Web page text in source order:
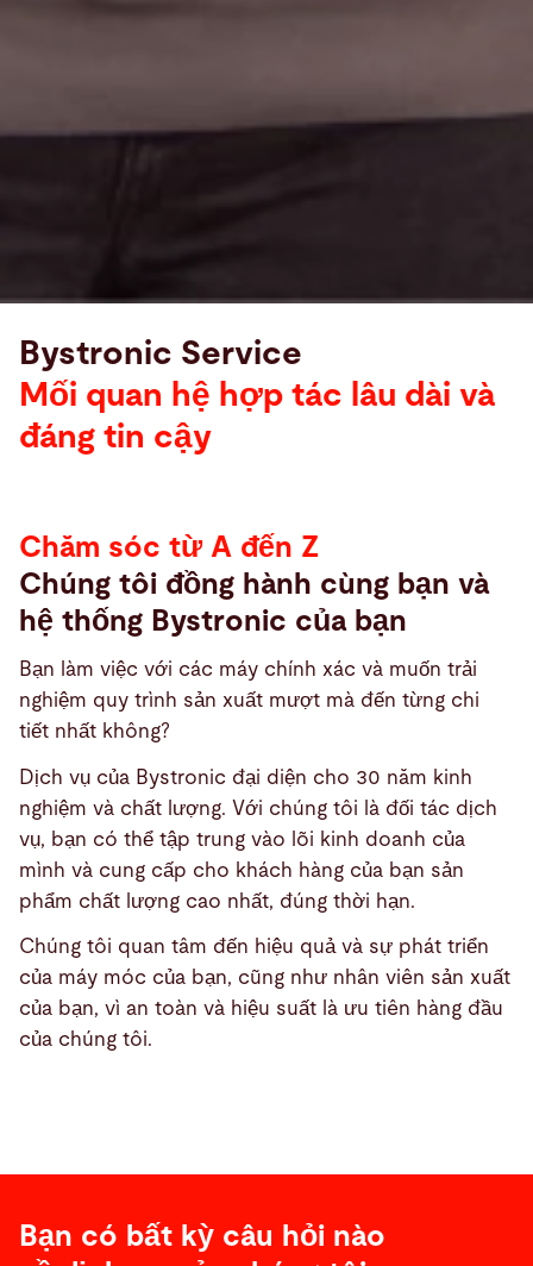
Bystronic Service
Mối quan hệ hợp tác lâu dài và
đáng tin cậy
Chăm sóc từ A đến Z
Chúng tôi đồng hành cùng bạn và
hệ thống Bystronic của bạn
Bạn làm việc với các máy chính xác và muốn trải
nghiệm quy trình sản xuất mượt mà đến từng chi
tiết nhất không?
Dịch vụ của Bystronic đại diện cho 30 năm kinh
nghiệm và chất lượng. Với chúng tôi là đối tác dịch
vụ, bạn có thể tập trung vào lõi kinh doanh của
mình và cung cấp cho khách hàng của bạn sản
phẩm chất lượng cao nhất, đúng thời hạn.
Chúng tôi quan tâm đến hiệu quả và sự phát triển
của máy móc của bạn, cũng như nhân viên sản xuất
của bạn, vì an toàn và hiệu suất là ưu tiên hàng đầu
của chúng tôi.
Bạn có bất kỳ câu hỏi nào